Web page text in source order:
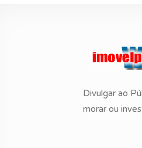
Divulgar ao
morar ou